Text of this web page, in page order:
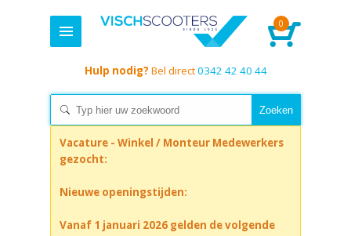
0
Hulp nodig? Bel direct0342 42 40 44
Vacature - Winkel / Monteur Medewerkers
gezocht:
Nieuwe openingstijden:
Vanaf 1 januari 2026 gelden de volgende